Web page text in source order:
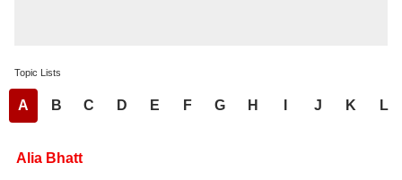
Topic Lists
A B C D E F G H J K L
Alia Bhatt